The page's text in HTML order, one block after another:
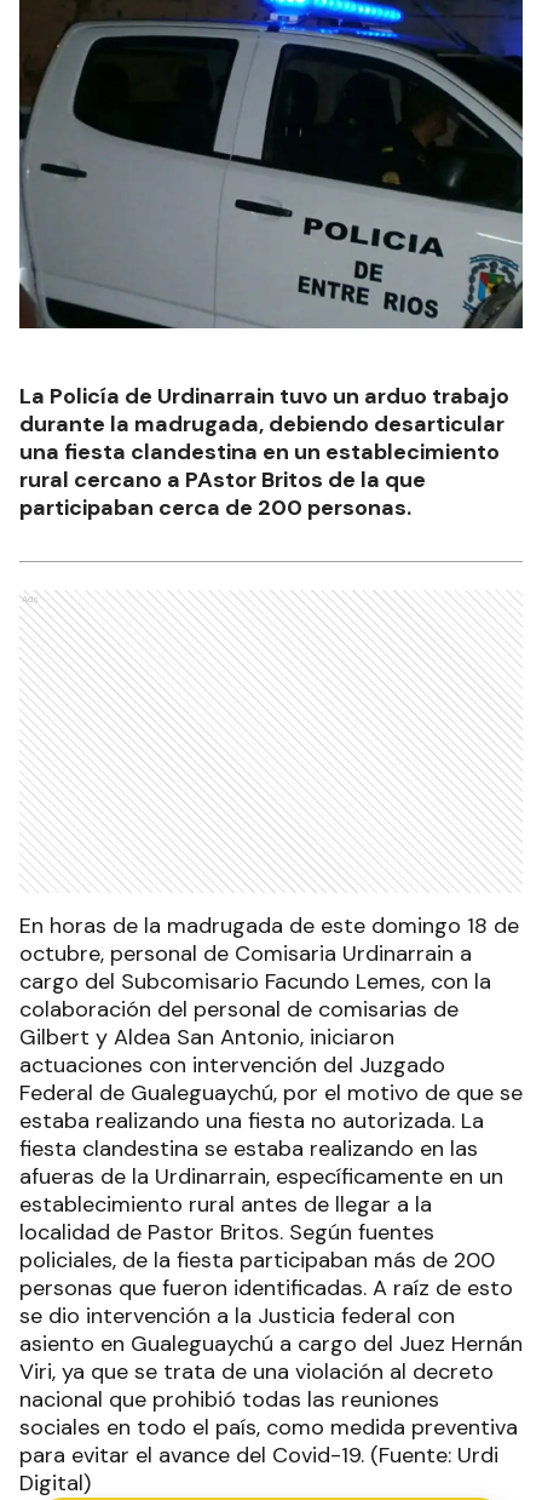
La Policía de Urdinarrain tuvo un arduo trabajo
durante la madrugada, debiendo desarticular
una fiesta clandestina en un establecimiento
rural cercano a PAstor Britos de la que
participaban cerca de 200 personas.
Ads
En horas de la madrugada de este domingo 18 de
octubre, personal de Comisaria Urdinarrain a
cargo del Subcomisario Facundo Lemes, con la
colaboración del personal de comisarias de
Gilbert y Aldea San Antonio, iniciaron
actuaciones con intervención del Juzgado
Federal de Gualeguaychú, por el motivo de que se
estaba realizando una fiesta no autorizada. La
fiesta clandestina se estaba realizando en las
afueras de la Urdinarrain, específicamente en un
establecimiento rural antes de llegar a la
localidad de Pastor Britos. Según fuentes
policiales, de la fiesta participaban más de 200
personas que fueron identificadas. A raíz de esto
se dio intervención a la Justicia federal con
asiento en Gualeguaychú a cargo del Juez Hernán
Viri, ya que se trata de una violación al decreto
nacional que prohibió todas las reuniones
sociales en todo el país, como medida preventiva
para evitar el avance del Covid-19. (Fuente: Urdi
Digital)